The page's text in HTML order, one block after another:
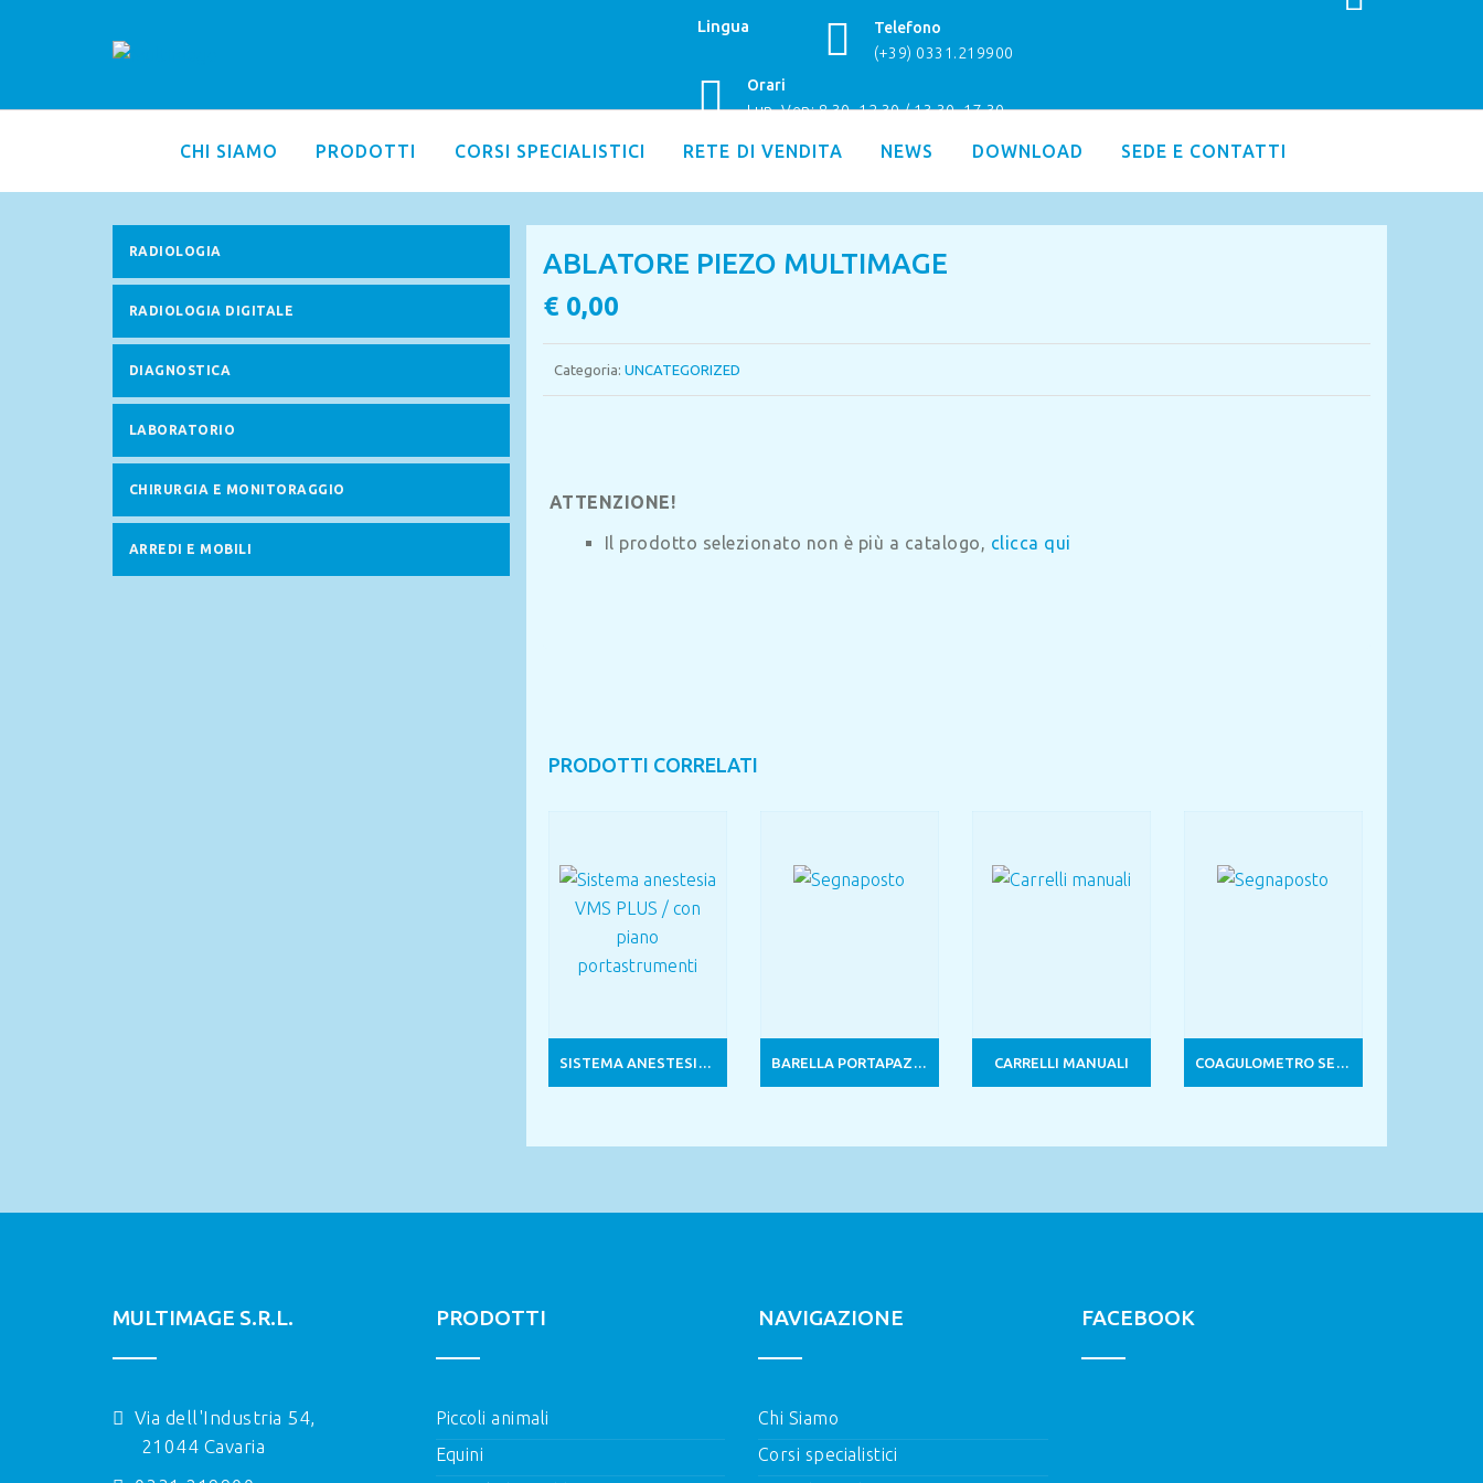
Lingua
Telefono
(+39) 0331.219900
Orari
Lun–Ven: 8.30–12.30 / 13.30–17.30
CHI SIAMO PRODOTTI CORSI SPECIALISTICI RETE DI VENDITA NEWS DOWNLOAD SEDE E CONTATTI
RADIOLOGIA
RADIOLOGIA DIGITALE
DIAGNOSTICA
LABORATORIO
CHIRURGIA E MONITORAGGIO
ARREDI E MOBILI
ABLATORE PIEZO MULTIMAGE
€ 0,00
Categoria: UNCATEGORIZED
ATTENZIONE!
Il prodotto selezionato non è più a catalogo, clicca qui
PRODOTTI CORRELATI
CARRELLI MANUALI
MULTIMAGE S.R.L.
Via dell'Industria 54,
21044 Cavaria
PRODOTTI
Piccoli animali
Equini
NAVIGAZIONE
Chi Siamo
Corsi specialistici
FACEBOOK